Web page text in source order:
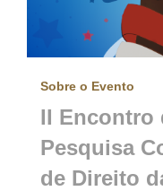
Sobre o Evento
II Encontro
Pesquisa
de Direito